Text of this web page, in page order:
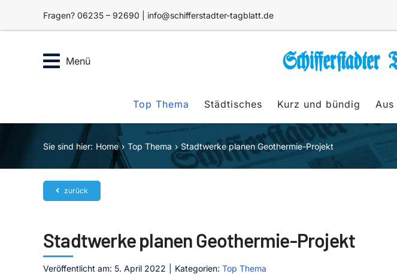
Fragen? 06235 – 92690 | info@schifferstadter-tagblatt.de
Menü
Top Thema Städtisches Kurz und bündig
Sie sind hier: Home Top Thema Stadtwerke planen Geothermie-Projekt
zurück
Stadtwerke planen Geothermie-Projekt
Veröffentlicht am: 5. April 2022 Kategorien: Top Thema